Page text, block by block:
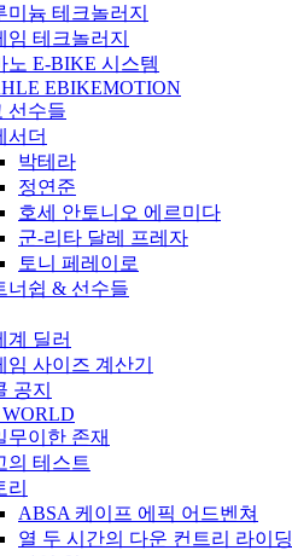
미늄 테크놀러지
임 테크놀러지
노 E-BIKE 시스템
EBIKEMOTION
선수들
서더
박테라
정연준
호세 안토니오 에르미다
군-리타 달레 프레자
토니 페레이로
너쉽 & 선수들
계 딜러
임 사이즈 계산기
공지
무이한 존재
의 테스트
리
ABSA 케이프 에픽 어드벤쳐
열 두 시간의 다운 컨트리 라이딩